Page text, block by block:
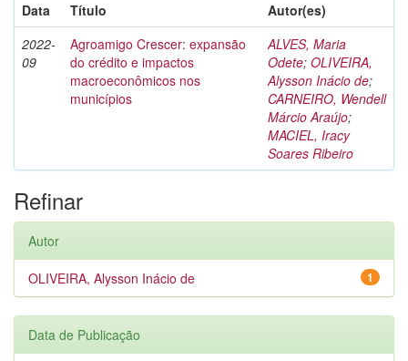
Data
Título
Autor(es)
2022-
09
Agroamigo Crescer: expansão
do crédito e impactos
macroeconômicos nos
municípios
ALVES, Maria
Odete; OLIVEIRA,
Alysson Inácio de;
CARNEIRO, Wendell
Márcio Araújo;
MACIEL, Iracy
Soares Ribeiro
Refinar
Autor
1
OLIVEIRA, Alysson Inácio de
Data de Publicação